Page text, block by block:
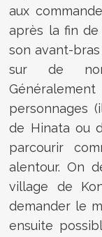
aux
après la fin de
son avant-
sur de
personnages
de Hinata ou
parcourir
alentour. On
village de
demander le
ensuite